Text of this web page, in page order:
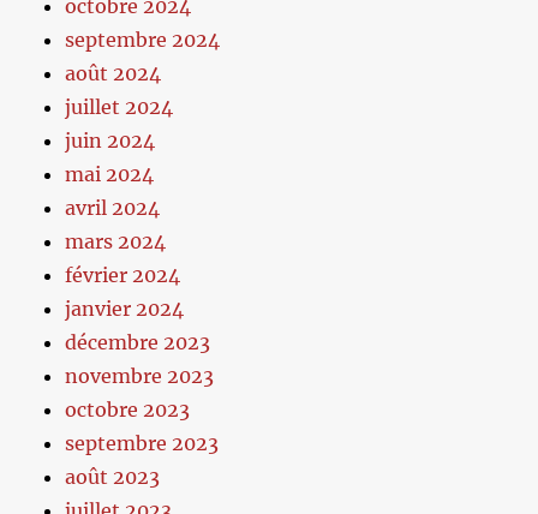
octobre 2024
septembre 2024
août 2024
juillet 2024
juin 2024
mai 2024
avril 2024
mars 2024
février 2024
janvier 2024
décembre 2023
novembre 2023
octobre 2023
septembre 2023
août 2023